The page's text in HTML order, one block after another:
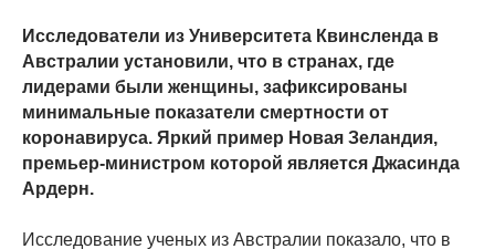
Исследователи из Университета Квинсленда в
Австралии установили, что в странах, где
лидерами были женщины, зафиксированы
минимальные показатели смертности от
коронавируса. Яркий пример Новая Зеландия,
премьер-министром которой является Джасинда
Ардерн.
Исследование ученых из Австралии показало, что в